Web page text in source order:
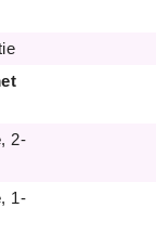
, 2-
, 1-